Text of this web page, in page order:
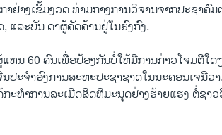
ຢ່າງ​ເຂັ້ມ​ງວດ ​ທ່າມກາງ​ການວິຈານ​ຈາກ​ປະຊາຄົ
ແລະ​ບັນ ດາຜູ້​ຄັດຄ້ານຢູ່​ໃນ​ຮົງ​ກົງ.
ທນ 60 ຄົນເພື່ອ​ປ້ອງ​ກັນ​ບໍ່​ໃຫ້​ມີ​ການ​ກ່າວ​ໂຈມ​ຕີ​ໃ
ປະ​ຈຳ​ອົງການສະ​ຫະ​ປະ​ຊາ​ຊາດ​ໃນ​ນະ​ຄອນ​ເຈ​ນີ​ວ
ະ​ທຳ​ການ​ລະ​ເມີດ​ສິດ​ທິ​ມະ​ນຸດ​ຢ່າງ​ຮ້າຍ​ແຮງ ​ຕໍ່​ຊາ